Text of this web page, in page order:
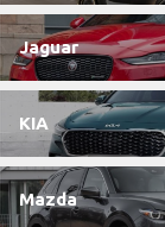
Jaguar
KIA
Mazda